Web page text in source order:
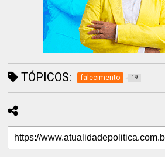
TÓPICOS: falecimento 19